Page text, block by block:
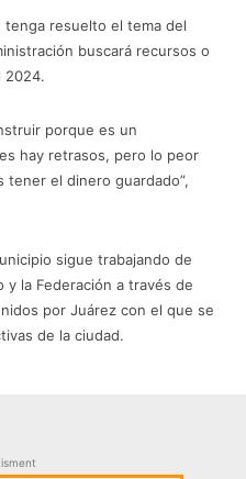
resuelto el tema del
buscará recursos o
2024.
porque es un
hay retrasos, pero lo peor
el dinero guardado”,
sigue trabajando de
y la Federación a través de
por Juárez con el que se
de la ciudad.